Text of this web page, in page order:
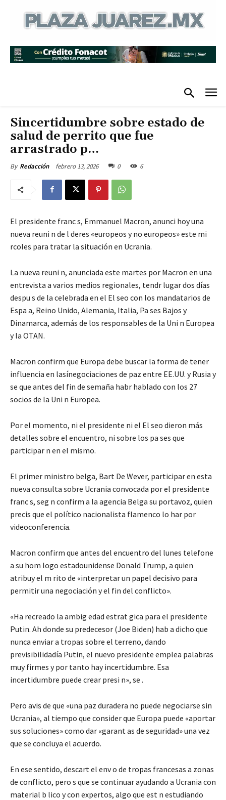
Sincertidumbre sobre estado de
salud de perrito que fue
arrastrado p…
By Redacción febrero 13, 2026 0 6
El presidente franc s, Emmanuel Macron, anunci hoy una
nueva reuni n de l deres «europeos y no europeos» este mi
rcoles para tratar la situación en Ucrania.
La nueva reuni n, anunciada este martes por Macron en una
entrevista a varios medios regionales, tendr lugar dos días
despu s de la celebrada en el El seo con los mandatarios de
Espa a, Reino Unido, Alemania, Italia, Pa ses Bajos y
Dinamarca, además de los responsables de la Uni n Europea
y la OTAN.
Macron confirm que Europa debe buscar la forma de tener
influencia en lasínegociaciones de paz entre EE.UU. y Rusia y
se que antes del fin de semaña habr hablado con los 27
socios de la Uni n Europea.
Por el momento, ni el presidente ni el El seo dieron más
detalles sobre el encuentro, ni sobre los pa ses que
participar n en el mismo.
El primer ministro belga, Bart De Wever, participar en esta
nueva consulta sobre Ucrania convocada por el presidente
franc s, seg n confirm a la agencia Belga su portavoz, quien
precis que el político nacionalista flamenco lo har por
videoconferencia.
Macron confirm que antes del encuentro del lunes telefone
a su hom logo estadounidense Donald Trump, a quien
atribuy el m rito de «interpretar un papel decisivo para
permitir una negociación y el fin del conflicto».
«Ha recreado la ambig edad estrat gica para el presidente
Putin. Ah donde su predecesor (Joe Biden) hab a dicho que
nunca enviar a tropas sobre el terreno, dando
previsibilidadía Putin, el nuevo presidente emplea palabras
muy firmes y por tanto hay incertidumbre. Esa
incertidumbre puede crear presi n», se .
Pero avis de que «una paz duradera no puede negociarse sin
Ucrania», al tiempo que consider que Europa puede «aportar
sus soluciones» como dar «garant as de seguridad» una vez
que se concluya el acuerdo.
En ese sentido, descart el env o de tropas francesas a zonas
de conflicto, pero s que se continuar ayudando a Ucrania con
material b lico y con expertos, algo que est n estudiando